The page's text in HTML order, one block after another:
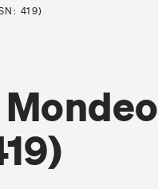
419)